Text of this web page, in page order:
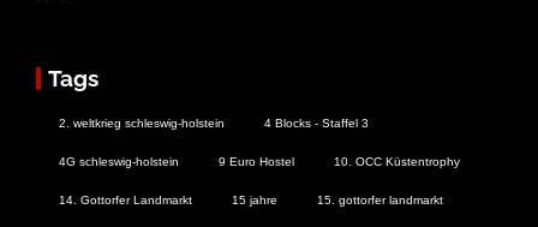
Tags
2. weltkrieg schleswig-holstein 4 Blocks - Staffel 3
4G schleswig-holstein 9 Euro Hostel 10. OCC Küstentrophy
14. Gottorfer Landmarkt 15 jahre 15. gottorfer landmarkt